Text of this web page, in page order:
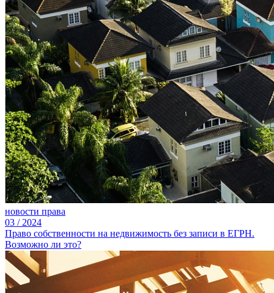
новости права
03 / 2024
Право собственности на недвижимость без записи в ЕГРН.
Возможно ли это?